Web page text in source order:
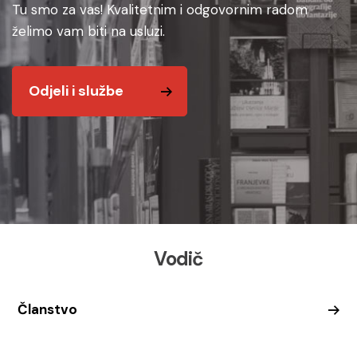
Tu smo za vas! Kvalitetnim i odgovornim radom
želimo vam biti na usluzi.
Odjeli i službe
Vodič
Članstvo